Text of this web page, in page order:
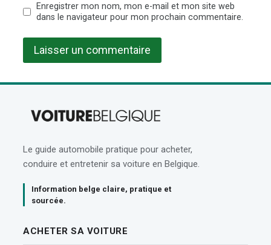
Enregistrer mon nom, mon e-mail et mon site web
dans le navigateur pour mon prochain commentaire.
Le guide automobile pratique pour acheter,
conduire et entretenir sa voiture en Belgique.
Information belge claire, pratique et
sourcée.
ACHETER SA VOITURE